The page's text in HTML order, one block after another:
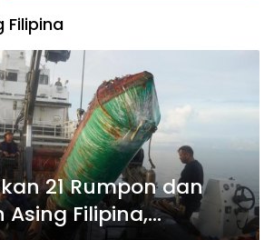
Filipina
21 Rumpon dan
Asing Filipina,